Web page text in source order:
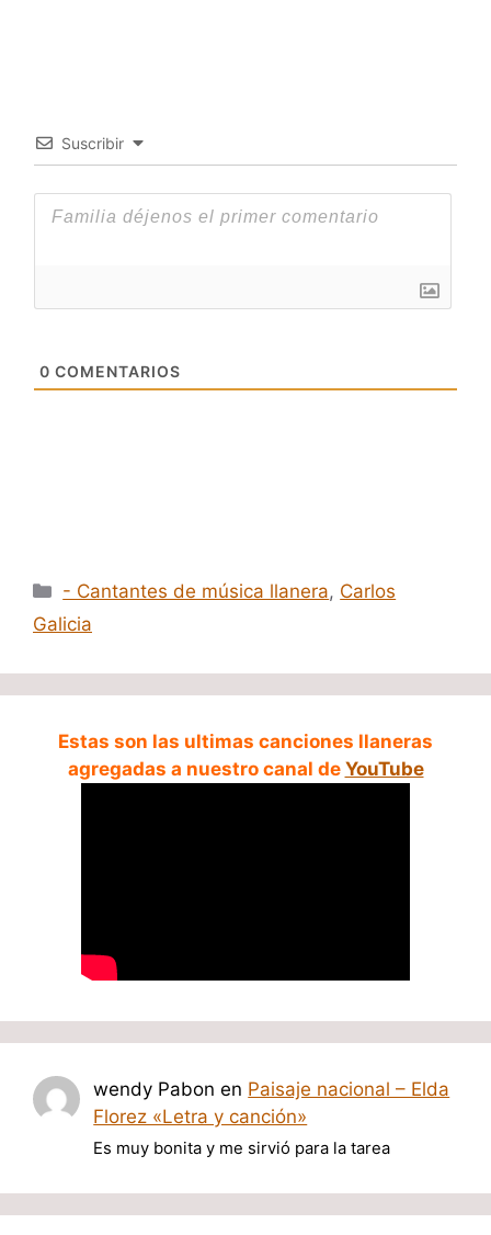
Suscribir
0 COMENTARIOS
Categorías
- Cantantes de música llanera, Carlos
Galicia
Estas son las ultimas canciones llaneras
agregadas a nuestro canal de YouTube
wendy Pabon en Paisaje nacional – Elda
Florez «Letra y canción»
Es muy bonita y me sirvió para la tarea